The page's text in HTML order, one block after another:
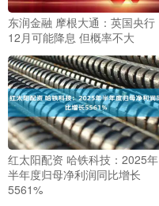
东润金融 摩根大通：英国央行
12月可能降息 但概率不大
红太阳配资 哈铁科技：2025年
半年度归母净利润同比增长
5561%